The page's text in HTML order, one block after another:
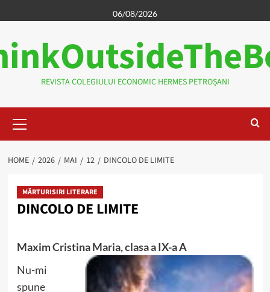
to
06/08/2026
REVISTA COLEGIULUI ECONOMIC HERMES PETROȘANI
Menu
HOME 2026 MAI 12 DINCOLO DE LIMITE
MĂRTURISIRI LITERARE
DINCOLO DE LIMITE
Maxim Cristina Maria, clasa a IX-a A
Nu-mi
spune